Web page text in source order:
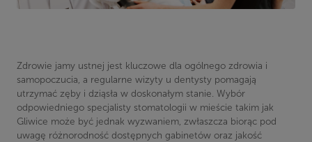
Zdrowie jamy ustnej jest kluczowe dla ogólnego zdrowia i
samopoczucia, a regularne wizyty u dentysty pomagają
utrzymać zęby i dziąsła w doskonałym stanie. Wybór
odpowiedniego specjalisty stomatologii w mieście takim jak
Gliwice może być jednak wyzwaniem, zwłaszcza biorąc pod
uwagę różnorodność dostępnych gabinetów oraz jakość